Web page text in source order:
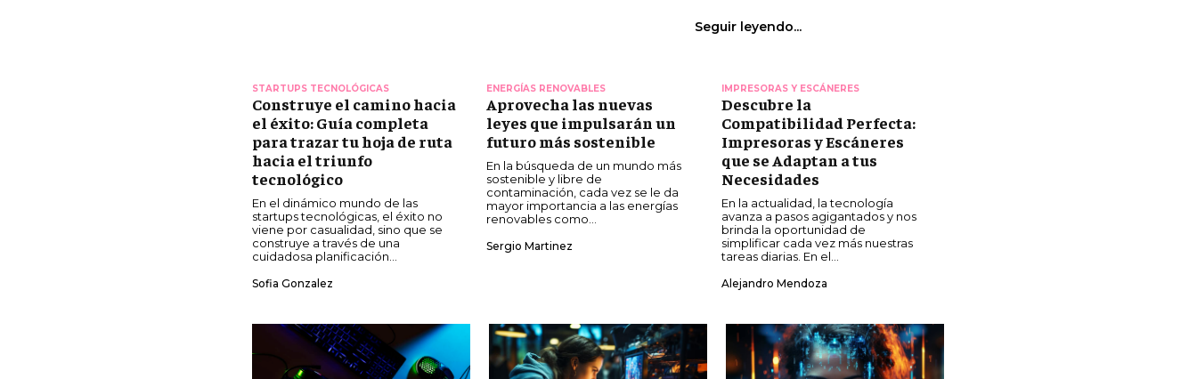
Seguir leyendo...
STARTUPS TECNOLÓGICAS
Construye el camino hacia
el éxito: Guía completa
para trazar tu hoja de ruta
hacia el triunfo
tecnológico
En el dinámico mundo de las
startups tecnológicas, el éxito no
viene por casualidad, sino que se
construye a través de una
cuidadosa planificación...
Sofia Gonzalez
ENERGÍAS RENOVABLES
Aprovecha las nuevas
leyes que impulsarán un
futuro más sostenible
En la búsqueda de un mundo más
sostenible y libre de
contaminación, cada vez se le da
mayor importancia a las energías
renovables como...
Sergio Martinez
IMPRESORAS Y ESCÁNERES
Descubre la
Compatibilidad Perfecta:
Impresoras y Escáneres
que se Adaptan a tus
Necesidades
En la actualidad, la tecnología
avanza a pasos agigantados y nos
brinda la oportunidad de
simplificar cada vez más nuestras
tareas diarias. En el...
Alejandro Mendoza